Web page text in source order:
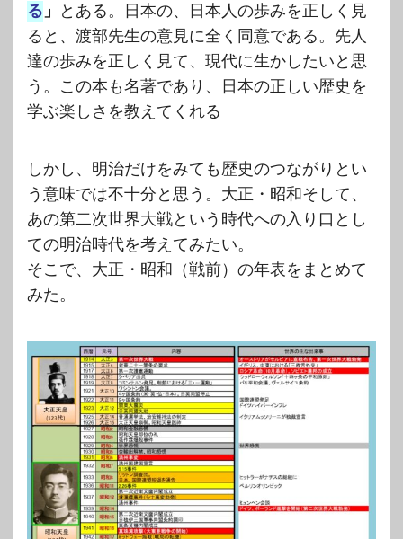
る」 とある。日本の、日本人の歩みを正しく見
ると、渡部先生の意見に全く同意である。先人
達の歩みを正しく見て、現代に生かしたいと思
う。この本も名著であり、日本の正しい歴史を
学ぶ楽しさを教えてくれる
しかし、明治だけをみても歴史のつながりとい
う意味では不十分と思う。大正・昭和そして、
あの第二次世界大戦という時代への入り口とし
ての明治時代を考えてみたい。
そこで、大正・昭和（戦前）の年表をまとめて
みた。